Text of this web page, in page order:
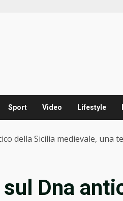
Sport Video Lifestyle
della Sicilia medievale, una
Dna